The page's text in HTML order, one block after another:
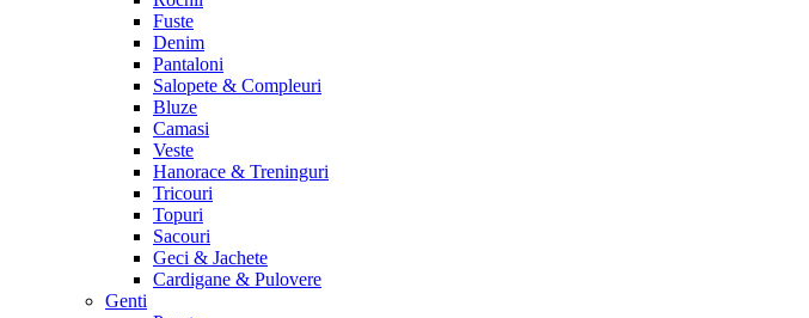
Fuste
Denim
Pantaloni
Salopete & Compleuri
Bluze
Camasi
Veste
Hanorace & Treninguri
Tricouri
Topuri
Sacouri
Geci & Jachete
Cardigane & Pulovere
Genti